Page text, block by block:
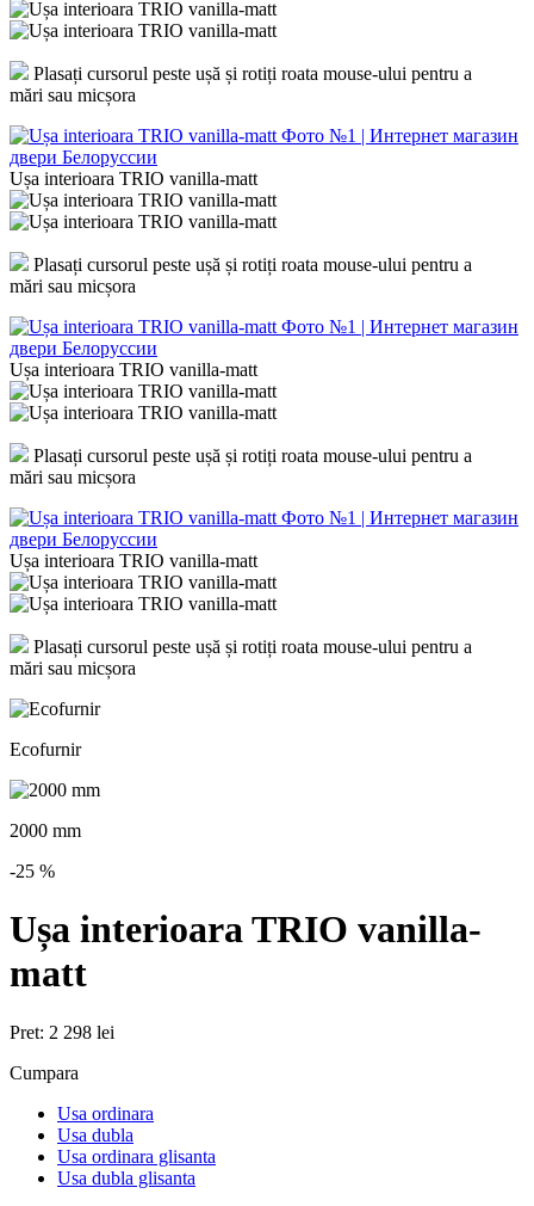
Plasați cursorul peste ușă și rotiți roata mouse-ului pentru a
mări sau micșora
Ușa interioara TRIO vanilla-matt
Plasați cursorul peste ușă și rotiți roata mouse-ului pentru a
mări sau micșora
Ușa interioara TRIO vanilla-matt
Plasați cursorul peste ușă și rotiți roata mouse-ului pentru a
mări sau micșora
Ușa interioara TRIO vanilla-matt
Plasați cursorul peste ușă și rotiți roata mouse-ului pentru a
mări sau micșora
Ecofurnir
2000 mm
-25 %
Ușa interioara TRIO vanilla-
matt
Pret: 2 298 lei
Cumpara
Usa ordinara
Usa dubla
Usa ordinara glisanta
Usa dubla glisanta